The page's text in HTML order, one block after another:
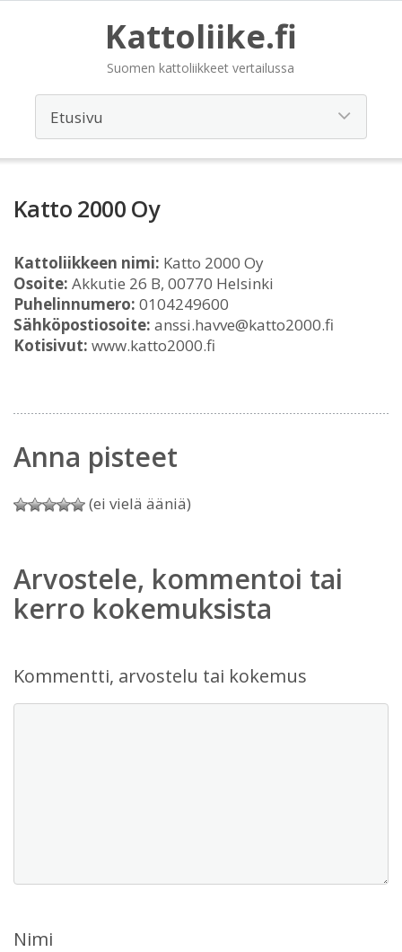
Kattoliike.fi
Suomen kattoliikkeet vertailussa
Katto 2000 Oy
Kattoliikkeen nimi: Katto 2000 Oy
Osoite: Akkutie 26 B, 00770 Helsinki
Puhelinnumero: 0104249600
Sähköpostiosoite: anssi.havve@katto2000.fi
Kotisivut: www.katto2000.fi
Anna pisteet
(ei vielä ääniä)
Arvostele, kommentoi tai
kerro kokemuksista
Kommentti, arvostelu tai kokemus
Nimi